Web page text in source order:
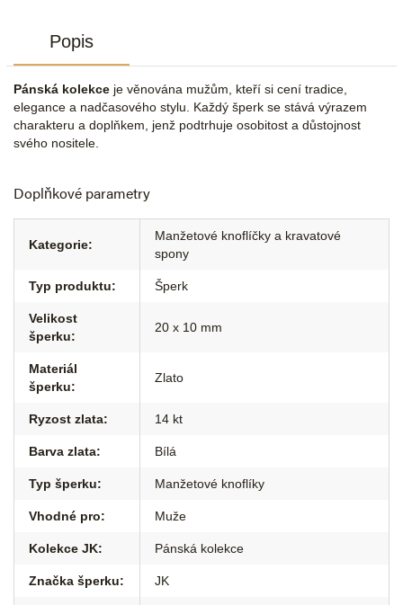
Popis
Pánská kolekce je věnována mužům, kteří si cení tradice,
elegance a nadčasového stylu. Každý šperk se stává výrazem
charakteru a doplňkem, jenž podtrhuje osobitost a důstojnost
svého nositele.
Doplňkové parametry
Kategorie:
Manžetové knoflíčky a kravatové
spony
Typ produktu: Šperk
Velikost
šperku:
20 x 10 mm
Materiál
šperku:
Zlato
Ryzost zlata: 14 kt
Barva zlata: Bílá
Typ šperku: Manžetové knoflíky
Vhodné pro: Muže
Kolekce JK: Pánská kolekce
Značka šperku: JK